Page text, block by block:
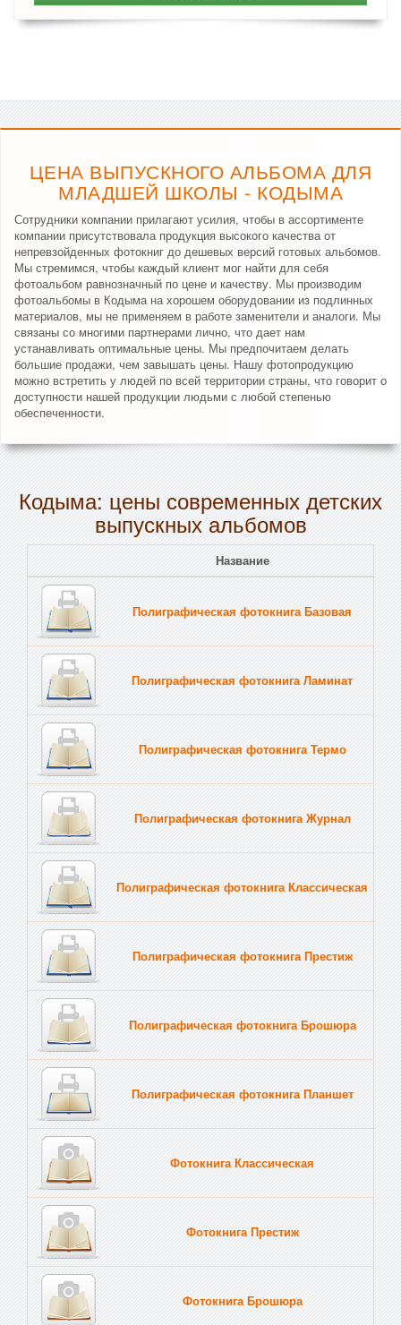
ЦЕНА ВЫПУСКНОГО АЛЬБОМА ДЛЯ
МЛАДШЕЙ ШКОЛЫ - КОДЫМА
Сотрудники компании прилагают усилия, чтобы в ассортименте
компании присутствовала продукция высокого качества от
непревзойденных фотокниг до дешевых версий готовых альбомов.
Мы стремимся, чтобы каждый клиент мог найти для себя
фотоальбом равнозначный по цене и качеству. Мы производим
фотоальбомы в Кодыма на хорошем оборудовании из подлинных
материалов, мы не применяем в работе заменители и аналоги. Мы
связаны со многими партнерами лично, что дает нам
устанавливать оптимальные цены. Мы предпочитаем делать
большие продажи, чем завышать цены. Нашу фотопродукцию
можно встретить у людей по всей территории страны, что говорит о
доступности нашей продукции людьми с любой степенью
обеспеченности.
Кодыма: цены современных детских
выпускных альбомов
Название
Полиграфическая фотокнига Базовая
Полиграфическая фотокнига Ламинат
Полиграфическая фотокнига Термо
Полиграфическая фотокнига Журнал
Полиграфическая фотокнига Классическая
Полиграфическая фотокнига Престиж
Полиграфическая фотокнига Брошюра
Полиграфическая фотокнига Планшет
Фотокнига Классическая
Фотокнига Престиж
Фотокнига Брошюра